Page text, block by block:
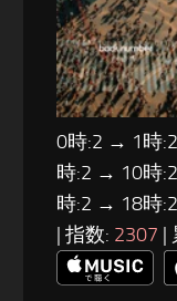
0時:2 → 1時
時:2 → 10時
時:2 → 18時
| 指数: 2307 |